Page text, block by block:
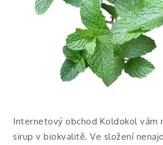
Internetový obchod Koldokol vám
sirup v biokvalitě. Ve složení